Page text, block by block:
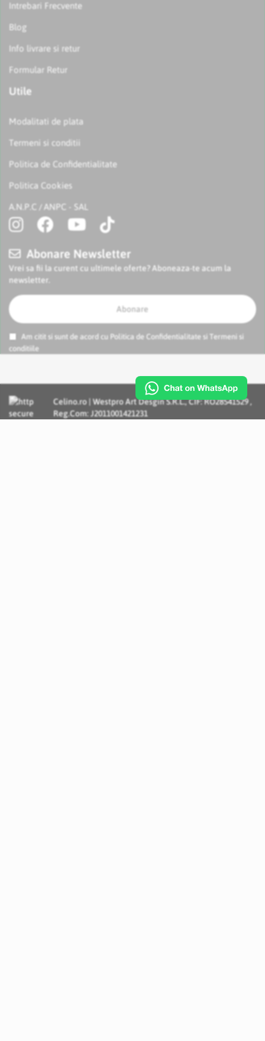
Intrebari Frecvente
Blog
Info livrare si retur
Formular Retur
Utile
Modalitati de plata
Termeni si conditii
Politica de Confidentialitate
Politica Cookies
A.N.P.C / ANPC - SAL
Abonare Newsletter
Vrei sa fii la curent cu ultimele oferte? Aboneaza-te acum la
newsletter.
Abonare
Am citit si sunt de acord cu Politica de Confidentialitate si
Termeni si
conditiile
Celino.ro | Westpro Art Desgin S.R.L., CIF: RO28541529 ,
Reg.Com: J2011001421231